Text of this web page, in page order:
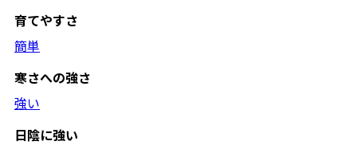
育てやすさ
簡単
寒さへの強さ
強い
日陰に強い